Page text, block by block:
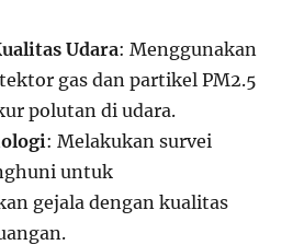
Udara: Menggunakan
gas dan partikel PM2.5
polutan di udara.
: Melakukan survei
untuk
gejala dengan kualitas